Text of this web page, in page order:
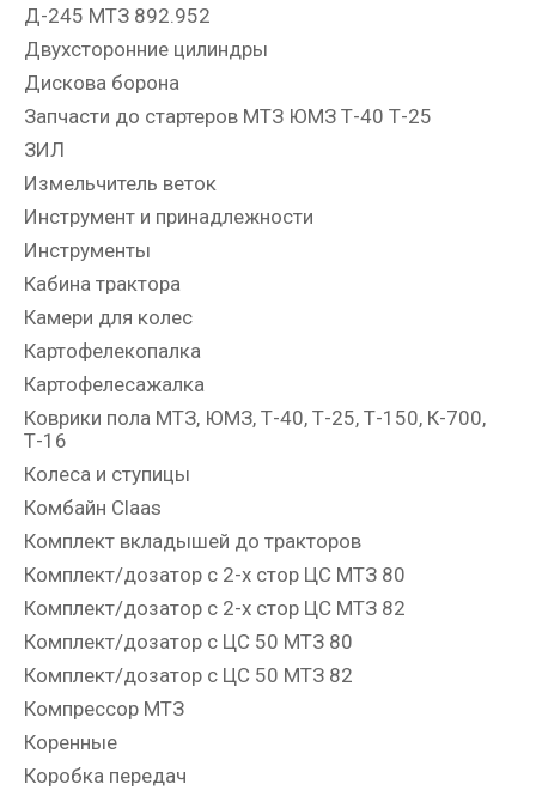
Д-245 МТЗ 892.952
Двухсторонние цилиндры
Дискова борона
Запчасти до стартеров МТЗ ЮМЗ Т-40 Т-25
ЗИЛ
Измельчитель веток
Инструмент и принадлежности
Инструменты
Кабина трактора
Камери для колес
Картофелекопалка
Картофелесажалка
Коврики пола МТЗ, ЮМЗ, Т-40, Т-25, Т-150, К-700,
Т-16
Колеса и ступицы
Комбайн Claas
Комплект вкладышей до тракторов
Комплект/дозатор с 2-х стор ЦС МТЗ 80
Комплект/дозатор с 2-х стор ЦС МТЗ 82
Комплект/дозатор с ЦС 50 МТЗ 80
Комплект/дозатор с ЦС 50 МТЗ 82
Компрессор МТЗ
Коренные
Коробка передач